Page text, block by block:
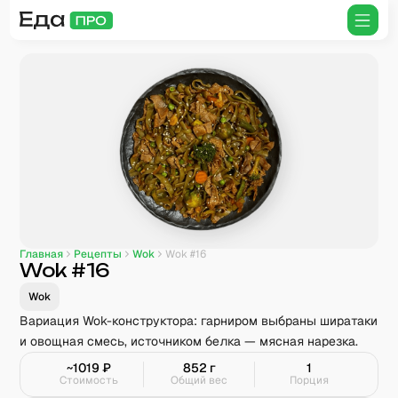
Главная Рецепты Wok Wok #16
Wok #16
Wok
Вариация Wok-конструктора: гарниром выбраны ширатаки
и овощная смесь, источником белка — мясная нарезка.
~1019 ₽
Стоимость
852 г
Общий вес
1
Порция